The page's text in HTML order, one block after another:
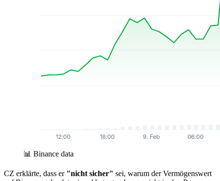
📊 Binance data
CZ erklärte, dass er "nicht sicher" sei, warum der Vermögenswert